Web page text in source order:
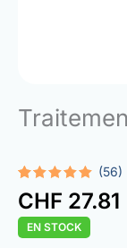
Rated4.95
out of 5
based on
56
customer
ratings
(56)
CHF 27.81
EN STOCK